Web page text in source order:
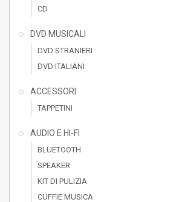
CD
DVD MUSICALI
DVD STRANIERI
DVD ITALIANI
ACCESSORI
TAPPETINI
AUDIO E HI-FI
BLUETOOTH
SPEAKER
KIT DI PULIZIA
CUFFIE MUSICA